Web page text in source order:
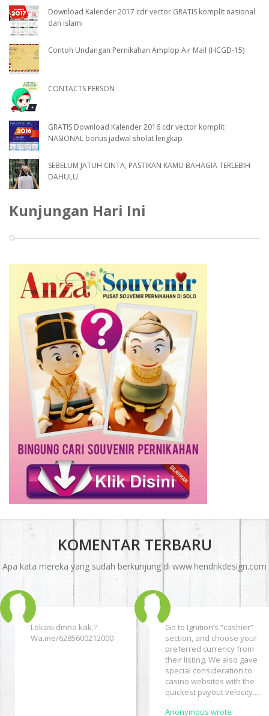
Download Kalender 2017 cdr vector GRATIS komplit nasional
dan islami
Contoh Undangan Pernikahan Amplop Air Mail (HCGD-15)
CONTACTS PERSON
GRATIS Download Kalender 2016 cdr vector komplit
NASIONAL bonus jadwal sholat lengkap
SEBELUM JATUH CINTA, PASTIKAN KAMU BAHAGIA TERLEBIH
DAHULU
Kunjungan Hari Ini
KOMENTAR TERBARU
Apa kata mereka yang sudah berkunjung di www.hendrikdesign.com
Go to Ignition’s “cashier”
section, and choose your
Some free spin presents
would possibly be} given
with no real-money
deposit necessary may
also have a most win limit,
capping how much have
the ability to|you probably